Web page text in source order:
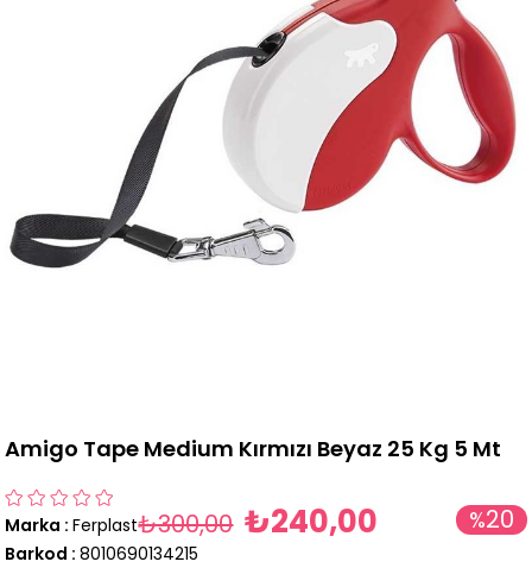
Amigo Tape Medium Kırmızı Beyaz 25 Kg 5 Mt
Marka : Ferplast %20
₺300,00 ₺240,00
Barkod : 8010690134215